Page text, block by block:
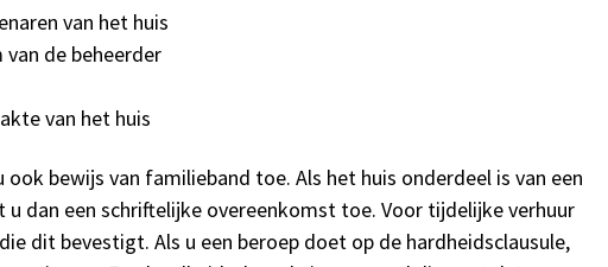
van het huis
de beheerder
van het huis
bewijs van familieband toe. Als het huis onderdeel is van een
dan een schriftelijke overeenkomst toe. Voor tijdelijke verhuur
dit bevestigt. Als u een beroep doet op de hardheidsclausule,